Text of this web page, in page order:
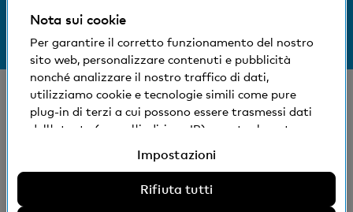
Organi dirigenti
Medien
Impronta sociale ed ecologica
+41 (0)800 88 99 66
Aiuto e contatto
Succursali e Bancomat
Informazioni sulla banca
© Banca Cler
Condizioni e avvisi giuridici
La Banca Cler SA è una società controllata al 100%
Nota sui cookie
Per garantire il corretto funzionamento del nostro
sito web, personalizzare contenuti e pubblicità
nonché analizzare il nostro traffico di dati,
utilizziamo cookie e tecnologie simili come pure
plug-in di terzi a cui possono essere trasmessi dati
dell'utente (come l'indirizzo IP), eventualmente
modificare le impostazioni per l'uso di cookie e
relativa divulgazione di dati. Ulteriori informazioni:
Impostazioni
Rifiuta tutti